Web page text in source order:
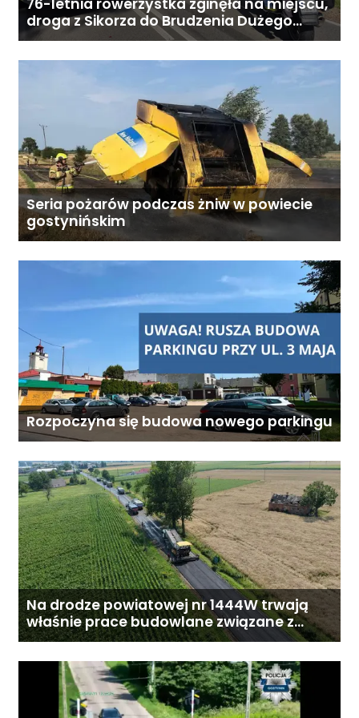
9:00–18:00
droga z Sikorza do Brudzenia Dużego
zablokowana
Seria pożarów podczas żniw w powiecie
gostynińskim
Rozpoczyna się budowa nowego parkingu
Na drodze powiatowej nr 1444W trwają
właśnie prace budowlane związane z
przebudową drogi